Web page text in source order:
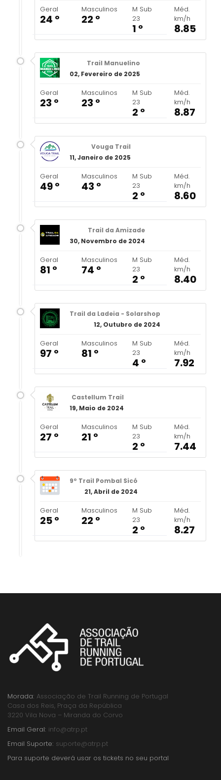
Geral
24 º
Masculinos
22 º
M Sub
23
1 º
Méd.
km/h
8.85
Trail Manuelino
02, Fevereiro de 2025
Geral
23 º
Masculinos
23 º
M Sub
23
2 º
Méd.
km/h
8.87
Vouga Trail
11, Janeiro de 2025
Geral
49 º
Masculinos
43 º
M Sub
23
2 º
Méd.
km/h
8.60
Trail da Amizade
30, Novembro de 2024
Geral
81 º
Masculinos
74 º
M Sub
23
2 º
Méd.
km/h
8.40
Trail da Ladeia - Solarshop
12, Outubro de 2024
Geral
97 º
Masculinos
81 º
M Sub
23
4 º
Méd.
km/h
7.92
Castellum Trail
19, Maio de 2024
Geral
27 º
Masculinos
21 º
M Sub
23
2 º
Méd.
km/h
7.44
9º Trail Pombal Sicó
21, Abril de 2024
Geral
25 º
Masculinos
22 º
M Sub
23
2 º
Méd.
km/h
8.27
Morada: Associação de Trail Running de Portugal
Casa dos Reis, Praça da República
3220 Vila Nova – Miranda do Corvo
Email Geral: info@atrp.pt
Email Suporte: suporte@atrp.pt
Para suporte deverá usar os tickets no seu portal